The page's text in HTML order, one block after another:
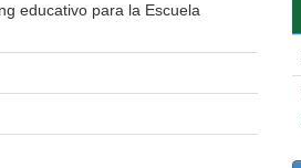
educativo para la Escuela